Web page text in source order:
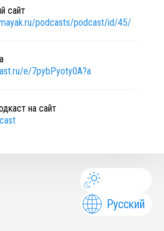
сайт
podcasts/podcast/id/45/
e/7pybPyoty0A?a
на сайт
Русский